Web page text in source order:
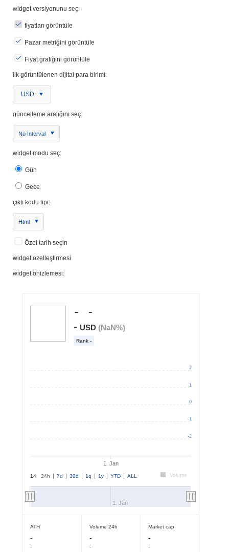
widget versiyonunu seç:
fiyatları görüntüle
Pazar metriğini görüntüle
Fiyat grafiğini görüntüle
ilk görüntülenen dijital para birimi:
USD
güncelleme aralığını seç:
No Interval
widget modu seç:
Gün
Gece
çıktı kodu tipi:
Html
Özel tarih seçin
widget özelleştirmesi
widget önizlemesi: